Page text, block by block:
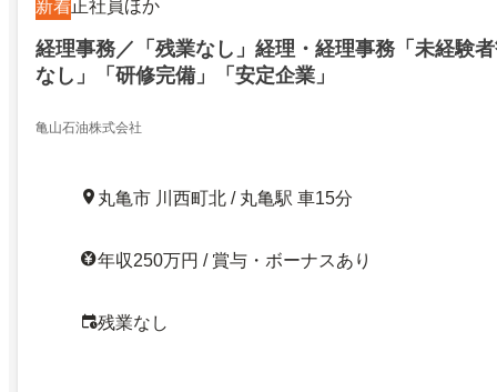
新着正社員ほか
経理事務／「残業なし」経理・経理事務「未経験
なし」「研修完備」「安定企業」
亀山石油株式会社
丸亀市 川西町北 / 丸亀駅 車15分
年収250万円 / 賞与・ボーナスあり
残業なし